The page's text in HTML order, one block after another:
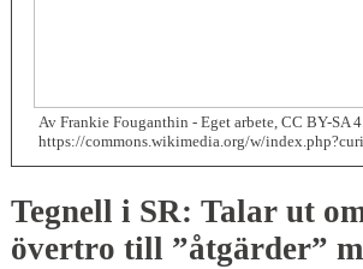
Av Frankie Fouganthin - Eget arbete, CC BY-SA
https://commons.wikimedia.org/w/
Tegnell i SR: Talar ut
övertro till ”åtgärder”